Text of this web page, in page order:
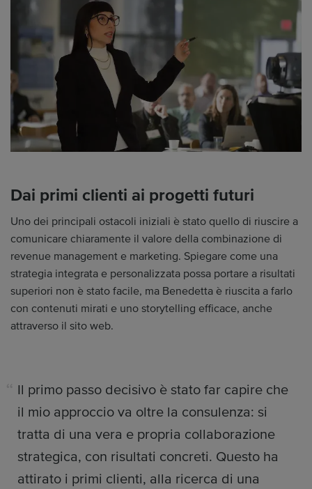
Dai primi clienti ai progetti futuri
Uno dei principali ostacoli iniziali è stato quello di riuscire a
comunicare chiaramente il valore della combinazione di
revenue management e marketing. Spiegare come una
strategia integrata e personalizzata possa portare a risultati
superiori non è stato facile, ma Benedetta è riuscita a farlo
con contenuti mirati e uno storytelling efficace, anche
attraverso il sito web.
Il primo passo decisivo è stato far capire che
il mio approccio va oltre la consulenza: si
tratta di una vera e propria collaborazione
strategica, con risultati concreti. Questo ha
attirato i primi clienti, alla ricerca di una